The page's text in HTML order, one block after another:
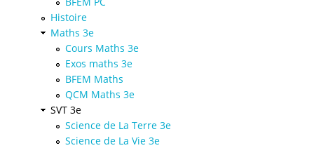
Histoire
Maths 3e
Cours Maths 3e
Exos maths 3e
BFEM Maths
QCM Maths 3e
SVT 3e
Science de La Terre 3e
Science de La Vie 3e